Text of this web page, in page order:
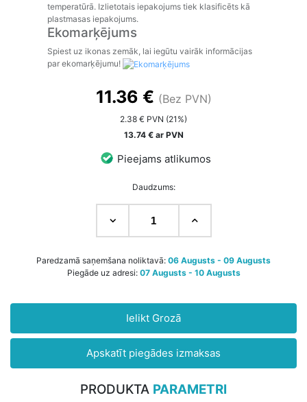
temperatūrā. Izlietotais iepakojums tiek klasificēts kā
plastmasas iepakojums.
Ekomarķējums
Spiest uz ikonas zemāk, lai iegūtu vairāk informācijas
par ekomarķējumu!
11.36 € (Bez PVN)
2.38 € PVN (21%)
13.74 € ar PVN
Pieejams atlikumos
Daudzums:
Paredzamā saņemšana noliktavā: 06 Augusts - 09 Augusts
Piegāde uz adresi: 07 Augusts - 10 Augusts
Ielikt Grozā
Apskatīt piegādes izmaksas
PRODUKTA PARAMETRI